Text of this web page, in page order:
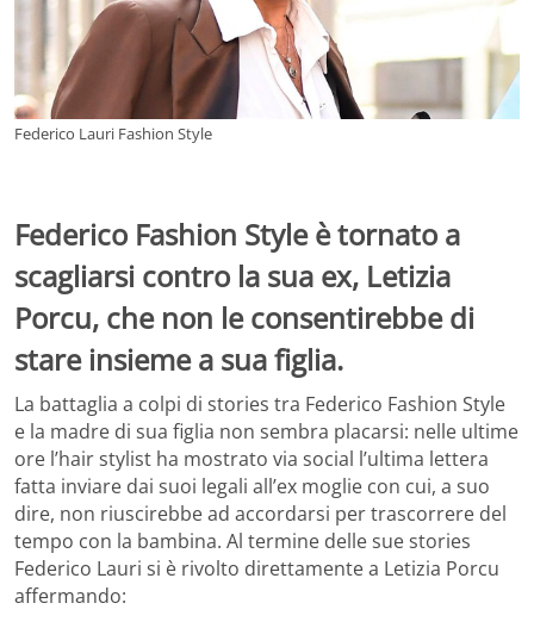
Federico Lauri Fashion Style
Federico Fashion Style è tornato a
scagliarsi contro la sua ex, Letizia
Porcu, che non le consentirebbe di
stare insieme a sua figlia.
La battaglia a colpi di stories tra Federico Fashion Style
e la madre di sua figlia non sembra placarsi: nelle ultime
ore l’hair stylist ha mostrato via social l’ultima lettera
fatta inviare dai suoi legali all’ex moglie con cui, a suo
dire, non riuscirebbe ad accordarsi per trascorrere del
tempo con la bambina. Al termine delle sue stories
Federico Lauri si è rivolto direttamente a Letizia Porcu
affermando: